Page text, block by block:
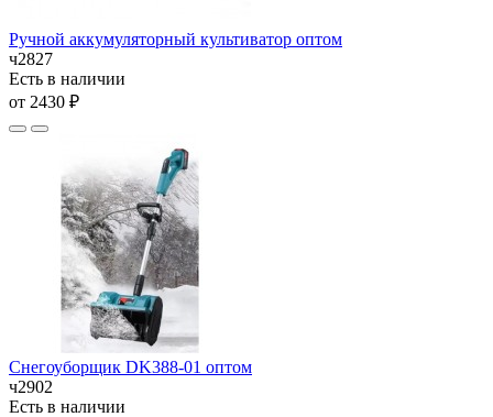
Ручной аккумуляторный культиватор оптом
ч2827
Есть в наличии
от 2430 ₽
Снегоуборщик DK388-01 оптом
ч2902
Есть в наличии